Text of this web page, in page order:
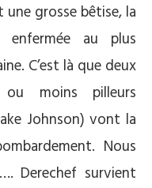
grosse bêtise, la
au plus
C’est là que deux
moins pilleurs
Johnson) vont la
Nous
Derechef survient